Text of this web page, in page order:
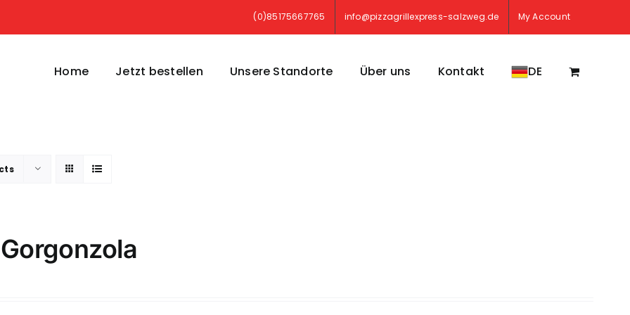
(0)85175667765 info@pizzagrillexpress-salzweg.de My Account
Home Jetzt bestellen Unsere Standorte Über uns Kontakt DE